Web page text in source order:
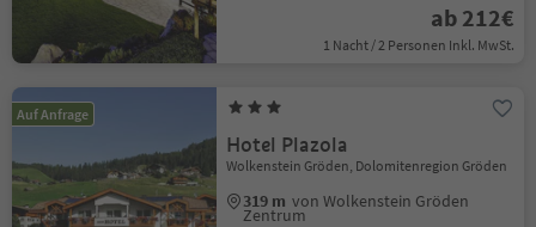
ab 212€
1 Nacht / 2 Personen Inkl. MwSt.
Auf Anfrage
Hotel Plazola
Wolkenstein Gröden, Dolomitenregion Gröden
319 m von Wolkenstein Gröden
Zentrum